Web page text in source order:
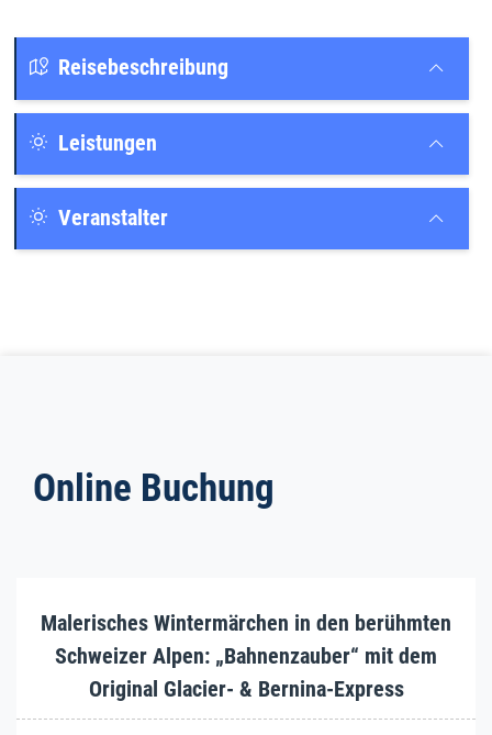
Reisebeschreibung
Leistungen
Veranstalter
Online Buchung
Malerisches Wintermärchen in den berühmten
Schweizer Alpen: „Bahnenzauber“ mit dem
Original Glacier- & Bernina-Express